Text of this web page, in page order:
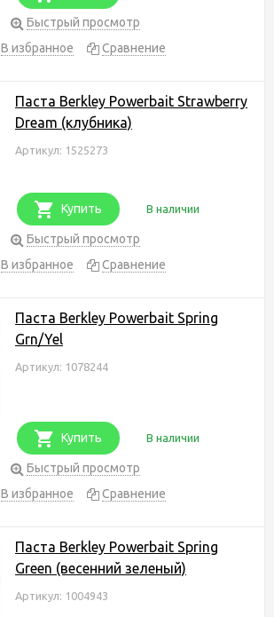
Быстрый просмотр
В избранное
Сравнение
Паста Berkley Powerbait Strawberry
Dream (клубника)
Артикул: 1525273
Купить В наличии
Быстрый просмотр
В избранное
Сравнение
Паста Berkley Powerbait Spring
Grn/Yel
Артикул: 1078244
Купить В наличии
Быстрый просмотр
В избранное
Сравнение
Паста Berkley Powerbait Spring
Green (весенний зеленый)
Артикул: 1004943